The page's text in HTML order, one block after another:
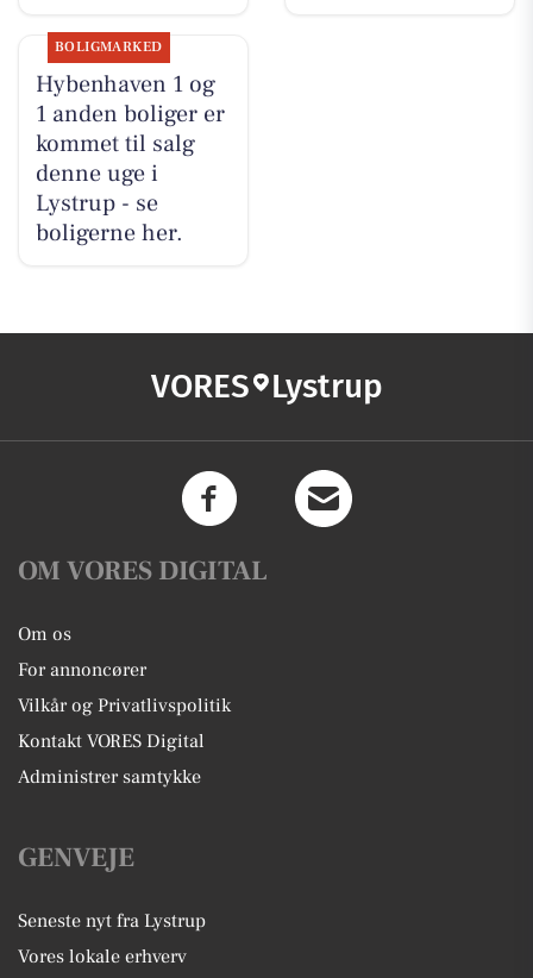
BOLIGMARKED
Hybenhaven 1 og
1 anden boliger er
kommet til salg
denne uge i
Lystrup - se
boligerne her.
VORES Lystrup
OM VORES DIGITAL
Om os
For annoncører
Vilkår og Privatlivspolitik
Kontakt VORES Digital
Administrer samtykke
GENVEJE
Seneste nyt fra Lystrup
Vores lokale erhverv